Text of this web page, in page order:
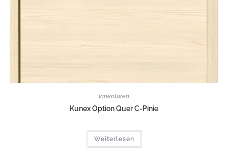
Innentüren
Kunex Option Quer C-Pinie
Weiterlesen